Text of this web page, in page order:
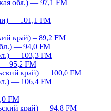
обл.) — 97,1 FM
— 101,1 FM
край) – 89,2 FM
— 94,0 FM
— 103,3 FM
— 95,2 FM
край) — 100,0 FM
— 106,4 FM
FM
край) — 94,8 FM